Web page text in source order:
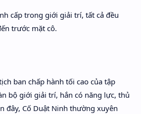
cấp trong giới giải trí, tất cả đều
trước mặt cô.
ban chấp hành tối cao của tập
bộ giới giải trí, hắn có năng lực, thủ
đây, Cố Duật Ninh thường xuyên